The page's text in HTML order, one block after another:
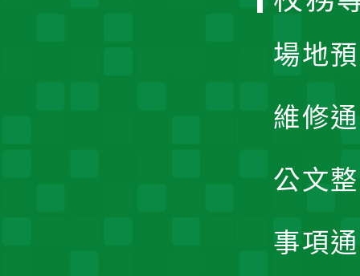
場地
維修
公文
事項